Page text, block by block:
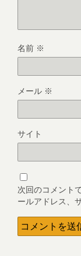
名前 ※
メール ※
サイト
次回のコメント
ールアドレス、